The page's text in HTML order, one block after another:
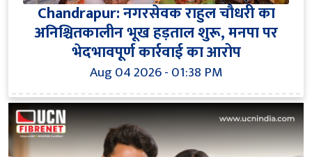
Chandrapur: नगरसेवक राहुल चौधरी का
अनिश्चितकालीन भूख हड़ताल शुरू, मनपा पर
भेदभावपूर्ण कार्रवाई का आरोप
Aug 04 2026 - 01:38 PM